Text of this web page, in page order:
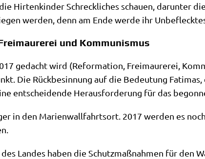
Hir­ten­kin­der Schreck­li­ches schau­en, dar­un­ter
wer­den, denn am Ende wer­de ihr
und Kommunismus
gedacht wird (Refor­ma­ti­on, Frei­mau­re­rei,
Die Rück­be­sin­nung auf die Bedeu­tung
ent­schei­den­de Her­aus­for­de­rung für das
in den Mari­en­wall­fahrts­ort. 2017 wer­den es
Lan­des haben die Schutz­maß­nah­men für den